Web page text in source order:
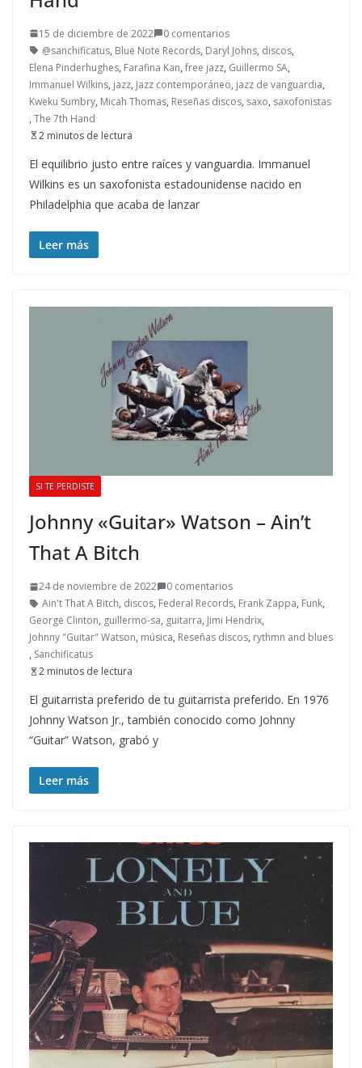
15 de diciembre de 2022
0 comentarios
@sanchificatus, Blue Note Records, Daryl Johns, discos,
Elena Pinderhughes, Farafina Kan, free jazz, Guillermo SA,
Immanuel Wilkins, jazz, jazz contemporáneo, jazz de vanguardia,
Kweku Sumbry, Micah Thomas, Reseñas discos, saxo, saxofonistas
, The 7th Hand
2 minutos de lectura
El equilibrio justo entre raíces y vanguardia. Immanuel
Wilkins es un saxofonista estadounidense nacido en
Philadelphia que acaba de lanzar
Leer más
SI TE PERDISTE
Johnny «Guitar» Watson – Ain’t
That A Bitch
24 de noviembre de 2022
0 comentarios
Ain't That A Bitch, discos, Federal Records, Frank Zappa, Funk,
George Clinton, guillermo-sa, guitarra, Jimi Hendrix,
Johnny "Guitar" Watson, música, Reseñas discos, rythmn and blues
, Sanchificatus
2 minutos de lectura
El guitarrista preferido de tu guitarrista preferido. En 1976
Johnny Watson Jr., también conocido como Johnny
“Guitar” Watson, grabó y
Leer más